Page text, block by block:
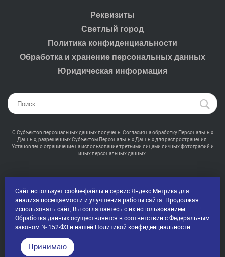
Реквизиты
Светлый город
Политика конфиденциальности
Обработка и хранение персональных данных
Юридическая информация
С Субъектов персональных данных получены Согласия на обработку Персональных
Данных, разрешенных Субъектом Персональных Данных для распространения.
Установлено ограничение на использование третьими лицами личных фотографий и
иных персональных данных.
2000-2026 © Промсвет - Профессиональная светотехника
Все права защищены
Сайт использует cookie-файлы и сервис Яндекс Метрика для
анализа посещаемости и улучшения работы сайта. Продолжая
использовать сайт, Вы соглашаетесь с их использованием.
Обработка данных осуществляется в соответствии с Федеральным
законом № 152-ФЗ и нашей Политикой конфиденциальности.
Принимаю